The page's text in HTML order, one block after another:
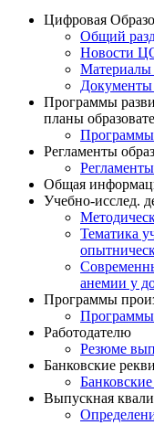
Цифровая
Общий
Новости
Программы
планы
Программы
Регламенты
Общая
Учебно-исслед.
Тематика
анемии у
Программы
Программы
Работодателю
Резюме
Банковские
Выпускная